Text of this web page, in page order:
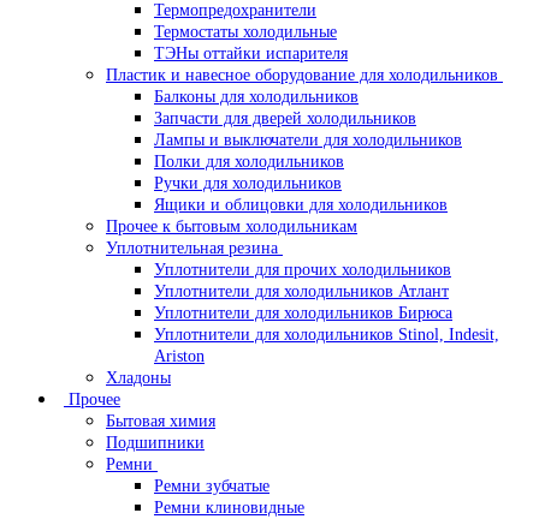
Термопредохранители
Термостаты холодильные
ТЭНы оттайки испарителя
Пластик и навесное оборудование для холодильников
Балконы для холодильников
Запчасти для дверей холодильников
Лампы и выключатели для холодильников
Полки для холодильников
Ручки для холодильников
Ящики и облицовки для холодильников
Прочее к бытовым холодильникам
Уплотнительная резина
Уплотнители для прочих холодильников
Уплотнители для холодильников Атлант
Уплотнители для холодильников Бирюса
Уплотнители для холодильников Stinol, Indesit,
Ariston
Хладоны
Прочее
Бытовая химия
Подшипники
Ремни
Ремни зубчатые
Ремни клиновидные